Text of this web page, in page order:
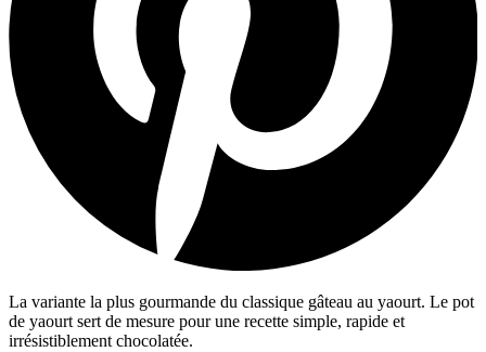
La variante la plus gourmande du classique gâteau au yaourt. Le pot
de yaourt sert de mesure pour une recette simple, rapide et
irrésistiblement chocolatée.